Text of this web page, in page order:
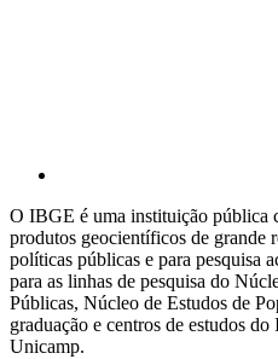
O IBGE é uma instituição pública
produtos geocientíficos de grande
políticas públicas e para pesquisa
para as linhas de pesquisa do
Públicas, Núcleo de Estudos de
graduação e centros de estudos
Unicamp.